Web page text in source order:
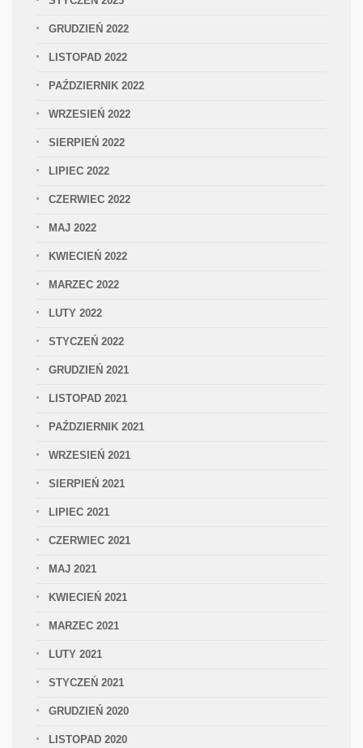
GRUDZIEŃ 2022
LISTOPAD 2022
PAŹDZIERNIK 2022
WRZESIEŃ 2022
SIERPIEŃ 2022
LIPIEC 2022
CZERWIEC 2022
MAJ 2022
KWIECIEŃ 2022
MARZEC 2022
LUTY 2022
STYCZEŃ 2022
GRUDZIEŃ 2021
LISTOPAD 2021
PAŹDZIERNIK 2021
WRZESIEŃ 2021
SIERPIEŃ 2021
LIPIEC 2021
CZERWIEC 2021
MAJ 2021
KWIECIEŃ 2021
MARZEC 2021
LUTY 2021
STYCZEŃ 2021
GRUDZIEŃ 2020
LISTOPAD 2020